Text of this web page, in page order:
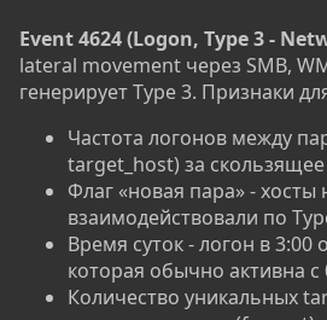
Event 4624 (Logon, Type 3 -
lateral movement через SMB,
генерирует Type 3. Признаки
Частота логонов между
target_host) за
Флаг «новая пара» - хосты
взаимодействовали по
Время суток - логон в 3:00
которая обычно активна с
Количество уникальных